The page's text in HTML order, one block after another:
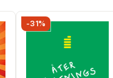
-31%